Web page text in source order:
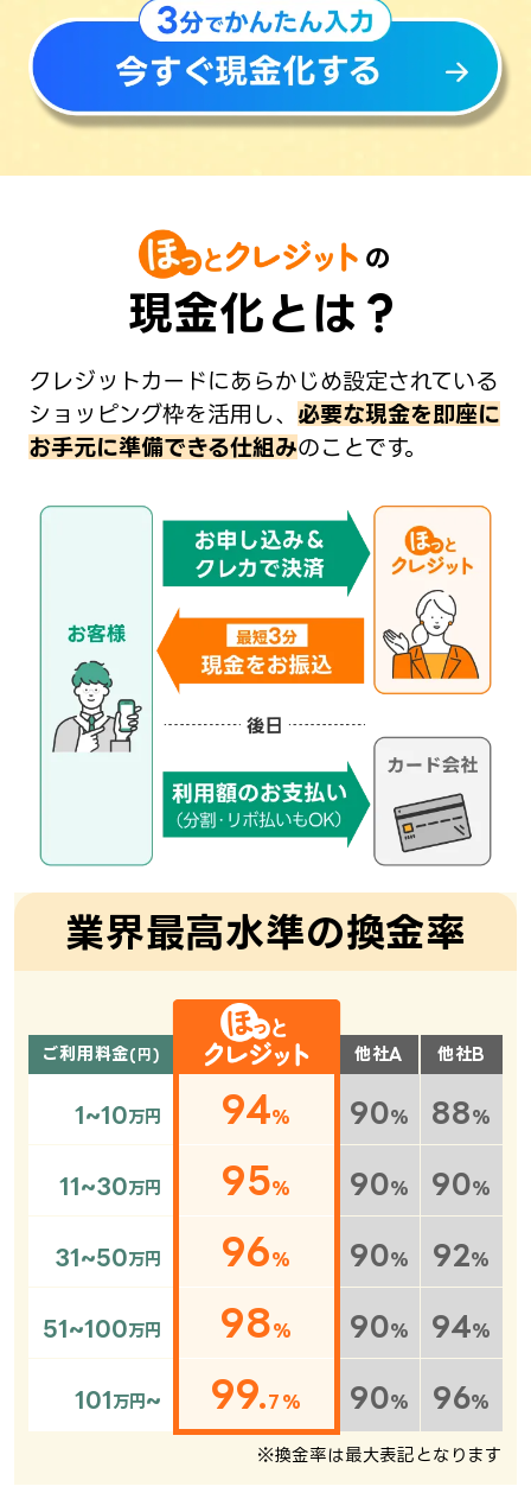
の
現金化とは？
クレジットカードにあらかじめ設定されている
ショッピング枠を活用し、 必要な現金を即座に
お手元に準備できる仕組みのことです。
業界最高水準の換金率
ご利用料金(円) 他社A 他社B
1~10万円 94% 90% 88 %
11~30万円 95% 90% 90%
31~50万円 96 % 90% 92%
51~100万円 98 % 90% 94%
101 万円 ~ 99. 7% 90% 96%
※換金率は最大表記となります